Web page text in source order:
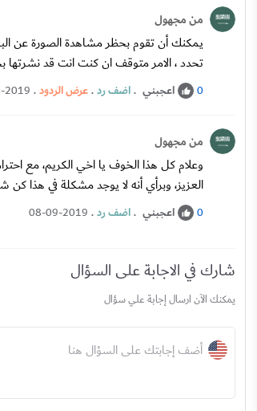
من مجهول
يمكنك أن تقوم بحظر مشاهدة الصورة عن
تحدد ، الامر متوقف ان كنت انت قد
0 اعجبني .اضف رد.عرض الردود.
2019
من مجهول
وعلام كل هذا الخوف يا اخي الكريم، مع
العزيز، وبرأي أنه لا يوجد مشكلة في هذا كن
0 اعجبني .اضف رد.
08-09-2019
شارك في الاجابة على السؤال
يمكنك الآن ارسال إجابة علي سؤال
أضف إجابتك على السؤال هنا